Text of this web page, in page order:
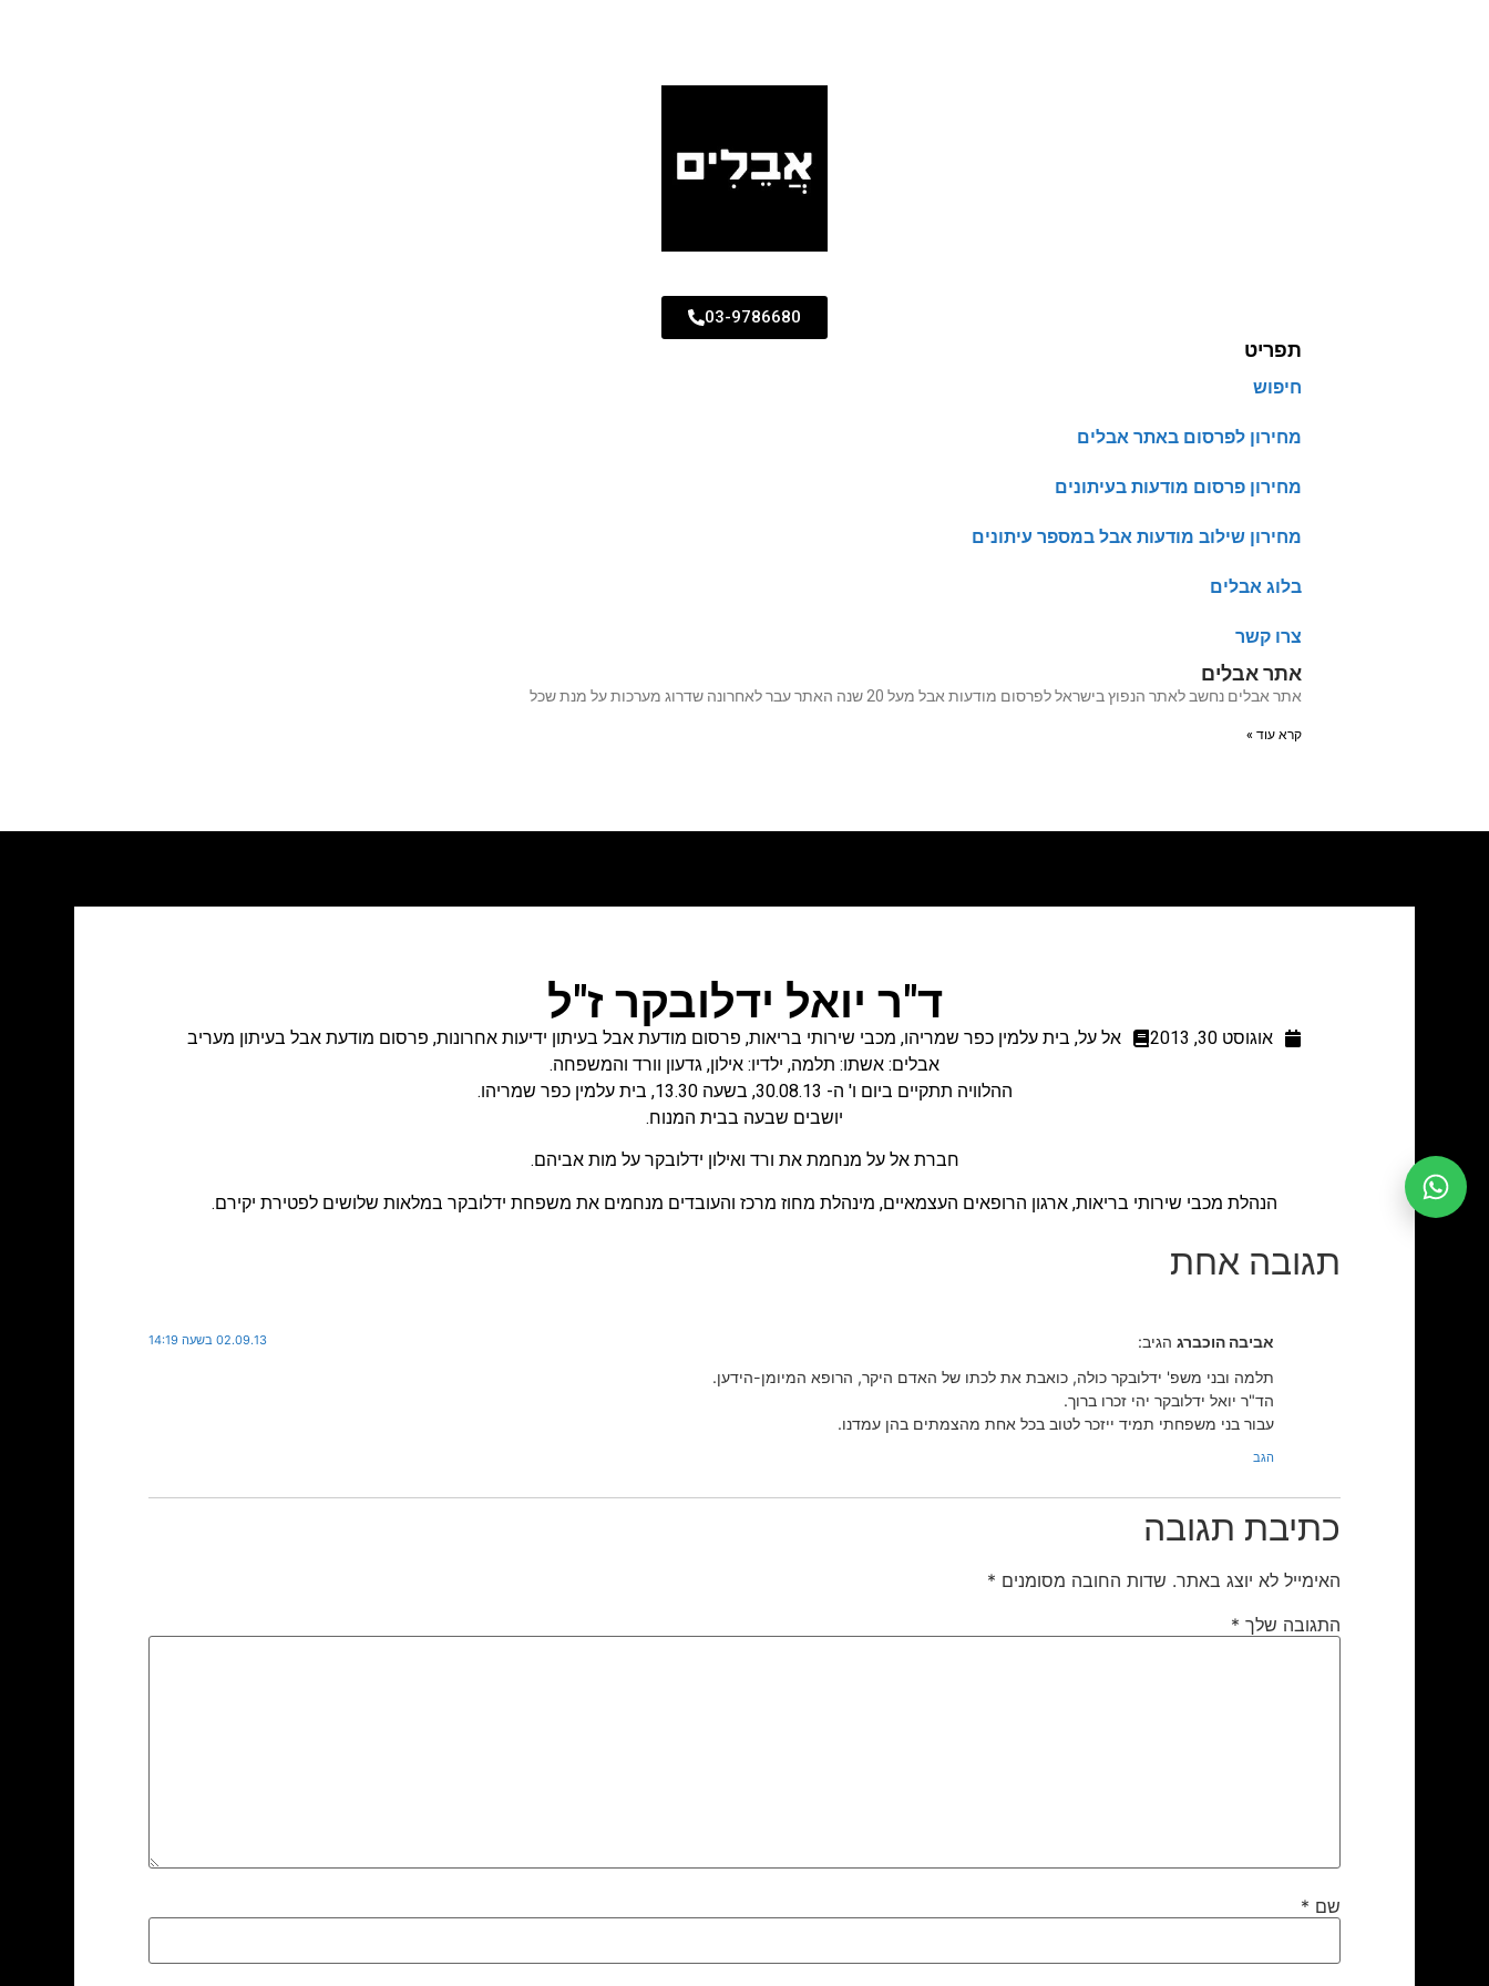
03-9786680
תפריט
חיפוש
מחירון לפרסום באתר אבלים
מחירון פרסום מודעות בעיתונים
מחירון שילוב מודעות אבל במספר עיתונים
בלוג אבלים
צרו קשר
אתר אבלים
אתר אבלים נחשב לאתר הנפוץ בישראל לפרסום מודעות אבל מעל 20 שנה האתר עבר לאחרונה שדרוג מערכות על מנת שכל
קרא עוד »
ד"ר יואל ידלובקר ז"ל
אוגוסט 30, 2013 אל על, בית עלמין כפר שמריהו, מכבי שירותי בריאות, פרסום מודעת אבל בעיתון ידיעות אחרונות, פרסום מודעת אבל בעיתון מעריב
אבלים: אשתו: תלמה, ילדיו: אילון, גדעון וורד והמשפחה.
ההלוויה תתקיים ביום ו' ה- 30.08.13, בשעה 13.30, בית עלמין כפר שמריהו.
יושבים שבעה בבית המנוח.
חברת אל על מנחמת את ורד ואילון ידלובקר על מות אביהם.
הנהלת מכבי שירותי בריאות, ארגון הרופאים העצמאיים, מינהלת מחוז מרכז והעובדים מנחמים את משפחת ידלובקר במלאות שלושים לפטירת יקירם.
תגובה אחת
אביבה הוכברג הגיב: 02.09.13 בשעה 14:19
תלמה ובני משפ' ידלובקר כולה, כואבת את לכתו של האדם היקר, הרופא המיומן-הידען.
הד"ר יואל ידלובקר יהי זכרו ברוך.
עבור בני משפחתי תמיד ייזכר לטוב בכל אחת מהצמתים בהן עמדנו.
הגב
כתיבת תגובה
האימייל לא יוצג באתר. שדות החובה מסומנים *
התגובה שלך *
שם *